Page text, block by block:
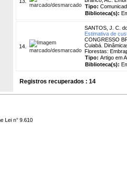
Tipo:
Biblioteca(s):
14.
SANTOS, J. C.
Estimativa de
CONGRESSO
Cuiabá.
Florestas:
Tipo: Artigo em
Biblioteca(s):
Registros recuperados : 14
Lei n° 9.610